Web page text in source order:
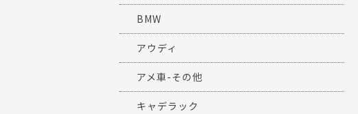
BMW
アウディ
アメ車-その他
キャデラック